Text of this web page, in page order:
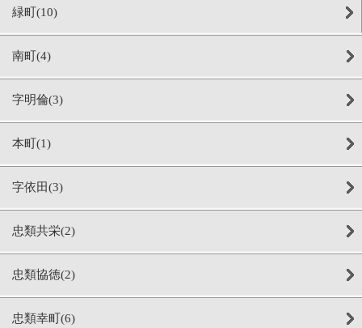
緑町(10)
南町(4)
字明倫(3)
本町(1)
字依田(3)
忠類共栄(2)
忠類協徳(2)
忠類幸町(6)